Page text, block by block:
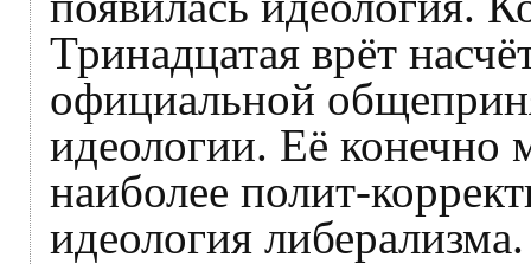
Тринадцатая врёт
официальной
идеологии. Её конечно
наиболее полит-
идеология либерализма.